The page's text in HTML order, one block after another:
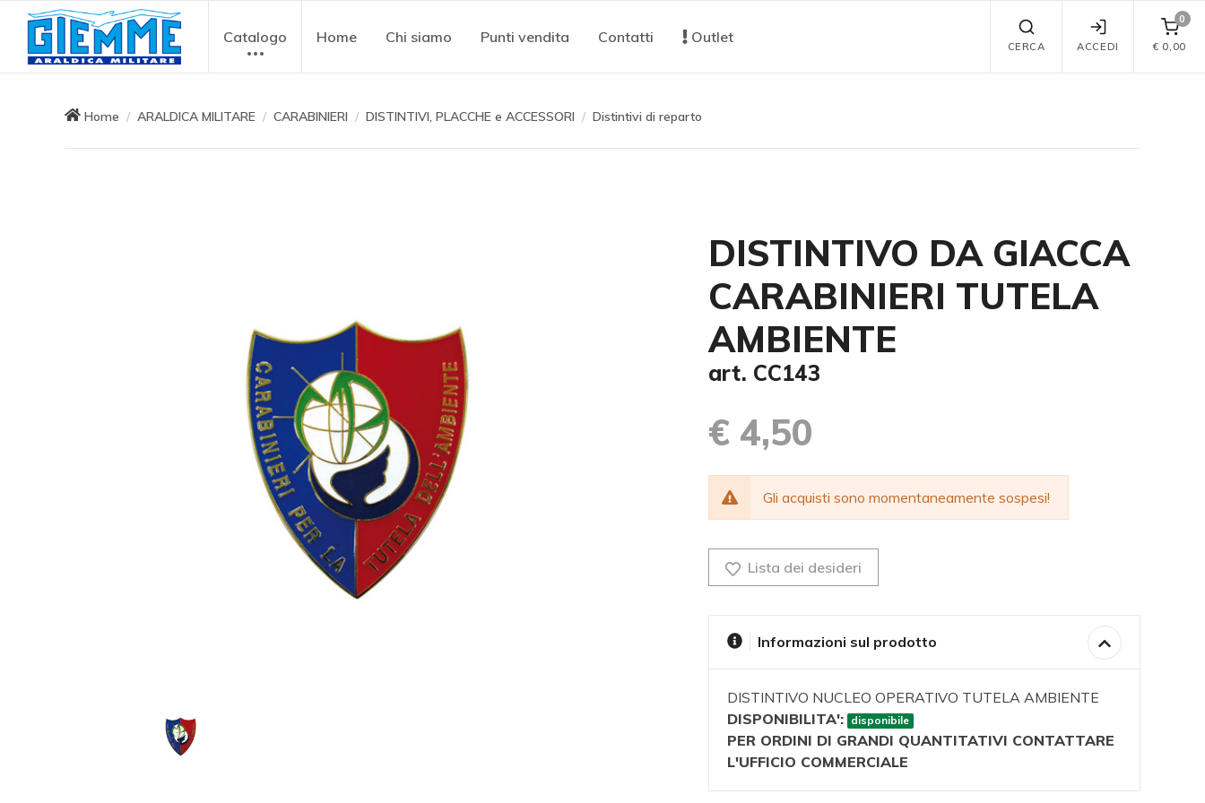
Catalogo Home Chi siamo Punti vendita Contatti Outlet
CERCA ACCEDI
0
€ 0,00
Home ARALDICA MILITARE CARABINIERI DISTINTIVI, PLACCHE e ACCESSORI Distintivi di reparto
DISTINTIVO DA GIACCA
CARABINIERI TUTELA
AMBIENTE
art. CC143
€ 4,50
Gli acquisti sono momentaneamente sospesi!
Lista dei desideri
Informazioni sul prodotto
DISTINTIVO NUCLEO OPERATIVO TUTELA AMBIENTE
DISPONIBILITA':
disponibile
PER ORDINI DI GRANDI QUANTITATIVI CONTATTARE
L'UFFICIO COMMERCIALE